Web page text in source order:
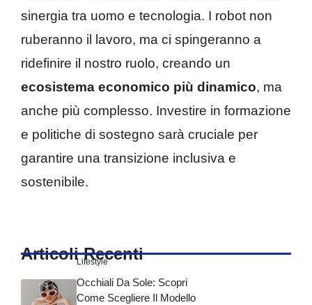
sinergia tra uomo e tecnologia. I robot non
ruberanno il lavoro, ma ci spingeranno a
ridefinire il nostro ruolo, creando un
ecosistema economico più dinamico, ma
anche più complesso. Investire in formazione
e politiche di sostegno sarà cruciale per
garantire una transizione inclusiva e
sostenibile.
Articoli Recenti
Lifestyle
Occhiali Da Sole: Scopri
Come Scegliere Il Modello